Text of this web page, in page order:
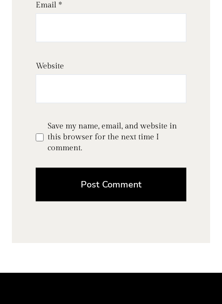
Email *
Website
Save my name, email, and website in
this browser for the next time I
comment.